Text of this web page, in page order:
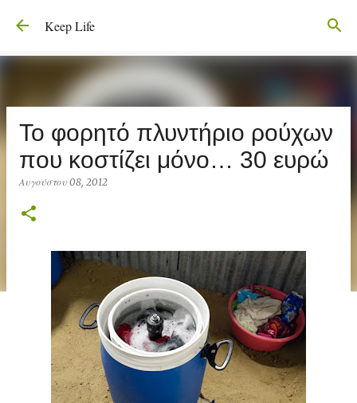
Μετάβαση στο κύριο περιεχόμενο
Keep Life
Το φορητό πλυντήριο ρούχων
που κοστίζει μόνο… 30 ευρώ
Αυγούστου 08, 2012